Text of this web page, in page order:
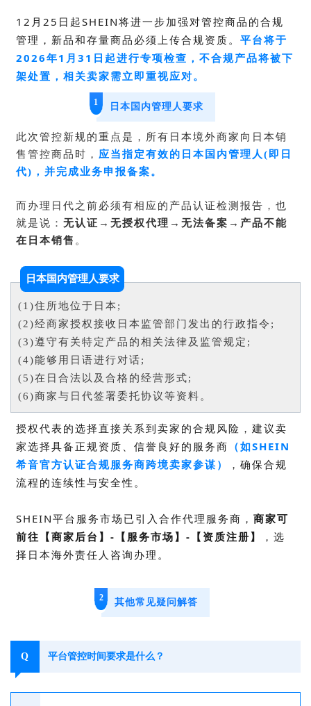
12月25日起SHEIN将进一步加强对管控商品的合规
管理，新品和存量商品必须上传合规资质。 平台将于
2026年1月31日起进行专项检查，不合规产品将被下
架处置，相关卖家需立即重视应对。
1 日本国内管理人要求
此次管控新规的重点是，所有日本境外商家向日本销
售管控商品时， 应当指定有效的日本国内管理人(即 日
代)，并完成业务申报备案。
而办理日代之前必须有相应的产品认证检测报告，也
就是说： 无认证 → 无授权代理→无法备案→产品不能
在日本销售 。
日本国内管理人要求
(1)住所地位于日本;
(2)经商家授权接收日本监管部门发出的行政指令;
(3)遵守有关特定产品的相关法律及监管规定;
(4)能够用日语进行对话;
(5)在日合法以及合格的经营形式;
(6)商家与日代签署委托协议等资料。
授权代表的选择直接关系到卖家的合规风险，建议卖
家选择具备正规资质、信誉良好的服务商 （如SHEIN
希音官方认证合规服务商跨境卖家参谋）
，确保合规
流程的连续性与安全性。
SHEIN平台服务市场已引入合作代理服务商， 商家可
前往【商家后台】-【服务市场】-【资质注册】
，选
择日本海外责任人咨询办理。
2 其他常见疑问解答
Q 平台管控时间要求是什么？